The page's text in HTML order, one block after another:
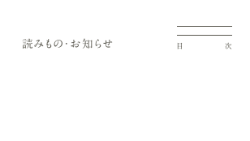
目 次
読みもの・お知らせ